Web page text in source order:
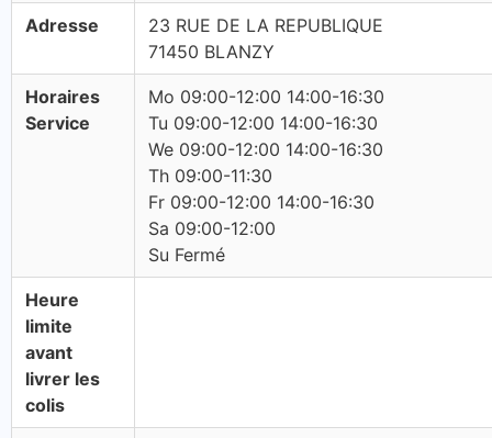
Adresse
23 RUE DE LA REPUBLIQUE
71450 BLANZY
Horaires
Service
Mo 09:00-12:00 14:00-16:30
Tu 09:00-12:00 14:00-16:30
We 09:00-12:00 14:00-16:30
Th 09:00-11:30
Fr 09:00-12:00 14:00-16:30
Sa 09:00-12:00
Su Fermé
Heure
limite
avant
livrer les
colis